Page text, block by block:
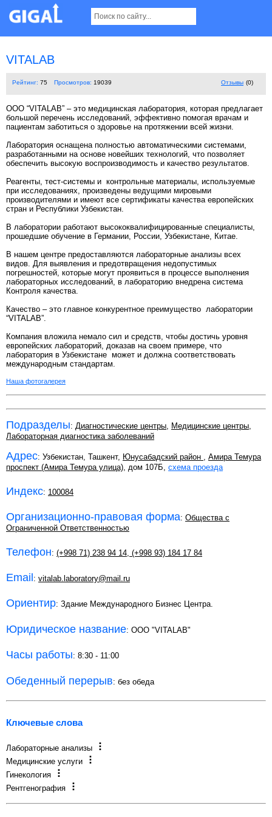
VITALAB
Рейтинг: 75 Просмотров: 19039 Отзывы (0)
ООО “VITALAB” – это медицинская лаборатория, которая предлагает
большой перечень исследований, эффективно помогая врачам и
пациентам заботиться о здоровье на протяжении всей жизни.
Лаборатория оснащена полностью автоматическими системами,
разработанными на основе новейших технологий, что позволяет
обеспечить высокую воспроизводимость и качество результатов.
Реагенты, тест-системы и контрольные материалы, используемые
при исследованиях, произведены ведущими мировыми
производителями и имеют все сертификаты качества европейских
стран и Республики Узбекистан.
В лаборатории работают высококвалифицированные специалисты,
прошедшие обучение в Германии, России, Узбекистане, Китае.
В нашем центре предоставляются лабораторные анализы всех
видов. Для выявления и предотвращения недопустимых
погрешностей, которые могут проявиться в процессе выполнения
лабораторных исследований, в лабораторию внедрена система
Контроля качества.
Качество – это главное конкурентное преимущество лаборатории
“VITALAB”.
Компания вложила немало сил и средств, чтобы достичь уровня
европейских лабораторий, доказав на своем примере, что
лаборатория в Узбекистане может и должна соответствовать
международным стандартам.
Наша фотогалерея
Подразделы: Диагностические центры, Медицинские центры,
Лабораторная диагностика заболеваний
Адрес: Узбекистан, Ташкент, Юнусабадский район , Амира Темура
проспект (Амира Темура улица), дом 107Б, схема проезда
Индекс: 100084
Организационно-правовая форма: Общества с
Ограниченной Ответственностью
Телефон: (+998 71) 238 94 14 (+998 93) 184 17 84
Email : vitalab.laboratory@mail.ru
Ориентир: Здание Международного Бизнес Центра.
Юридическое название: OOO "VITALAB"
Часы работы: 8:30 - 11:00
Обеденный перерыв: без обеда
Ключевые слова
Лабораторные анализы
Медицинские услуги
Гинекология
Рентгенография